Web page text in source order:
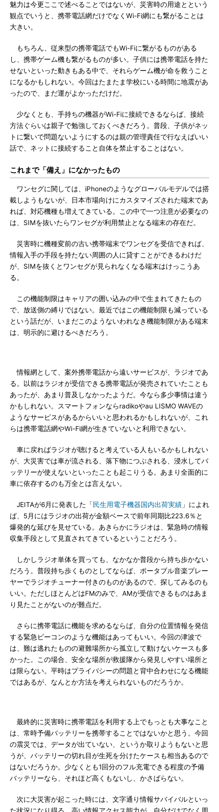
魅力は今更ここで述べることではないが、災害時の用途とという
観点でいうと、携帯電話網だけでなくWi-Fi網にも繋がることは
大きい。
もちろん、従来型の携帯電話でもWi-Fiに繋がるものがある
し、携帯ゲーム機も繋がるものが多い。子供には携帯電話を持た
せないといった動きもある中で、それらゲーム機が命を救うこと
になるかもしれない。今回はたまたま学校にいる時間に地震があ
ったので、まだ運がよかっただけだ。
少なくとも、手持ちの機器がWi-Fiに接続できるならば、接続
方法ぐらいは親子で勉強しておくべきだろう。普段、子供がネッ
トに繋いで問題ないようにするのは親の管理責任で行なえばいい
話で、ネットに接続すること自体を禁止することはない。
これまで「備え」になかったもの
ワンセグに関しては、iPhoneのようなグローバルモデルでは搭
載しようもないが、日本市場向けにカスタマイズされた端末であ
れば、対応機種も増えてきている。この中で一つ注意が必要なの
は、SIMを抜いたらワンセグが利用禁止となる端末の存在だ。
災害時に機種変前の古い携帯端末でワンセグを受信できれば、
情報入手の手段を持たない周囲の人に貸すことができるわけだ
が、SIMを抜くとワンセグが見られなくなる端末はけっこうあ
る。
この機能制限はキャリアの囲い込みの中で生まれてきたもの
で、放送側の縛りではない。最近ではこの機能制限も減っている
という話だが、いまだこのようないわれなき機能制限がある端末
は、明示的に避けるべきだろう。
情報網として、案外携帯電話から遠いサービスが、ラジオであ
る。以前はラジオが受信できる携帯電話が発売されていたことも
あったが、あまり普及しなかったようだ。今なら多少事情は違う
かもしれない。スマートフォンならradikoやau LISMO WAVEの
ようなサービスがあるからいいと思われるかもしれないが、これ
らは携帯電話網やWi-Fi網が生きていないと利用できない。
車に戻ればラジオが聴けると考えている人もいるかもしれない
が、大災害では車が流される、落下物につぶされる、浸水してバ
ッテリーが使えないといったことも起こりうる。あまり全面的に
車に依存するのも万全とは言えない。
JEITAが6月に発表した「 民生用電子機器国内出荷実績 」によれ
ば、5月にはラジオの出荷が金額ベースで前年同期比223.6％と
爆発的な延びを見せている。あきらかにラジオは、緊急時の情報
収集手段として見直されてきているということだろう。
しかしラジオ単体を買っても、なかなか普段から持ち歩かない
だろう。普段持ち歩くものとしてならば、ポータブル音楽プレー
ヤーでラジオチューナー付きのものがあるので、探してみるのも
いい。ただしほとんどはFMのみで、AMが受信できるものはあま
り見たことがないのが難点だ。
さらに携帯電話に機能を求めるならば、自分の位置情報を発信
する緊急ビーコンのような機能はあってもいい。今回の津波で
は、難は逃れたものの避難場所から孤立して動けないケースも多
かった。この場合、安全な場所が救援隊から発見しやすい場所と
は限らない。平時はプライバシーの問題と背中合わせになる機能
ではあるが、なんとか方法を考えられないものだろうか。
最終的に災害時に携帯電話を利用する上でもっとも大事なこと
は、常時予備バッテリーを携帯することではないかと思う。今回
の震災では、データが出ていない、というか取りようもないと思
うが、バッテリーの切れ目が生死を分けたケースも相当あるので
はないだろうか。少なくとも1回分のフル充電できる程度の予備
バッテリーなら、それほど高くもないし、かさばらない。
次に大災害が起こった時には、文字通り情報サバイバルといっ